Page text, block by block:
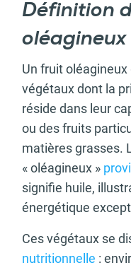
Définition
oléagineux
Un fruit
végétaux dont la
réside dans leur
ou des fruits
matières grasses.
« oléagineux »
signifie huile,
énergétique
Ces végétaux se
nutritionnelle :